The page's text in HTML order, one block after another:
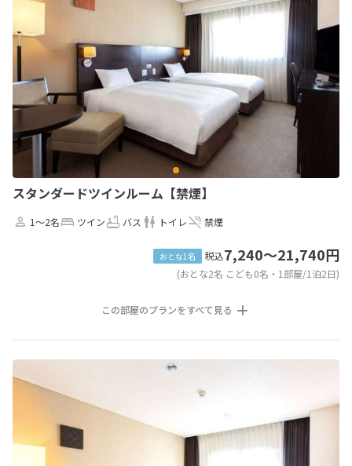
スタンダードツインルーム【禁煙】
1～2名 ツイン バス トイレ 禁煙
おとな1名 税込7,240～21,740円
(おとな2名 こども0名・1部屋/1泊2日)
この部屋のプランをすべて見る